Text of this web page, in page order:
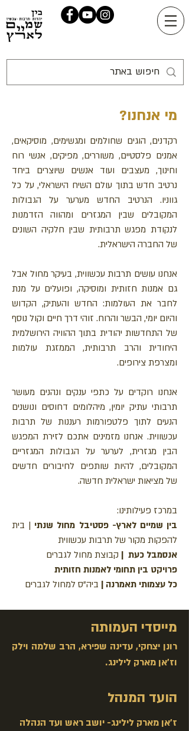
מי אנחנו?
רקדנים, הוגים שחולמים ומגשימים, מוסיקאים,
אמנים פלסטיים, משוררים, מפיקים, אנשי רוח
וחינוך, מעצבים ועוד אנשים שיוצרים ביחד
נרטיב חדש בתוך עולם השיח הישראלי, על כל
גווניו. הנרטיב החדש מערער על הגבולות
המקובלים שבין המגזרים ומהווה הזדמנות
לנקודת מפגש תרבותית שבין חלקיה השונים
של החברה הישראלית.
אנחנו עושים תרבות עכשווית, בעיקר מחול אבל
גם אמנות חזותית ומוסיקה, ופועלים על מנת
לחבר את העולמות: החדש והעתיק, הקדוש
והיום יומי, הבשר והרוח. זוהי דרך חיים וקול נוסף
של התחדשות יהודית בתוך ההוויה הירושלמית
היחודית והרב תרבותית, הממזגת עולמות
ומצרפת צירופים.
אנחנו רוקדים על כתפי ענקים ונהנים מעושר
תרבותי עתיק יומין, מיהלומים דחוסים ונושנים
הנעים לתוך פלטפורמות רעננות של תרבות
עכשווית. אנחנו מזמינים אתכם לזירת המפגש
הבין מגזרית, לערער על הגבולות המגזריים
המקובלים, להיות שותפים לחיבורים חדשים
של מציאות ישראלית חדשה. ​
במרכז פעילותינו:
בין שמיים לארץ- פסטיבל מחול שנתי | בית
להפקות מקור של תרבות עכשווית
אנסמבל כעת | קבוצת מחול לגברים
פרויקט בין תחומי לאמנות חזותית
כל עצמותי תאמרנה | ביה"ס למחול לגברים
מייסדי העמותה
רונן יצחקי, עדינה שפירא, הרב שלמה וילק
וז'אן מארק לילינג.
הועד המנהל
ז'אן מארק לילינג- יושב ראש ועד הנהלה